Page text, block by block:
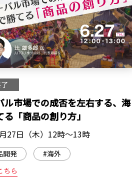
ル市場での成否を左右する、海
「商品の創り方」
27日（木）12時～13時
開発
#海外
ちら